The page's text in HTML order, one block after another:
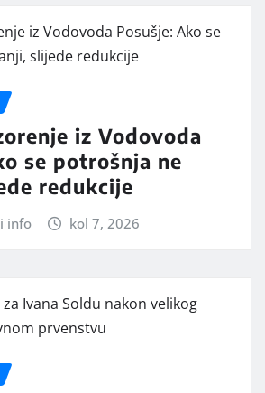
iz Vodovoda
se potrošnja ne
redukcije
info kol 7, 2026